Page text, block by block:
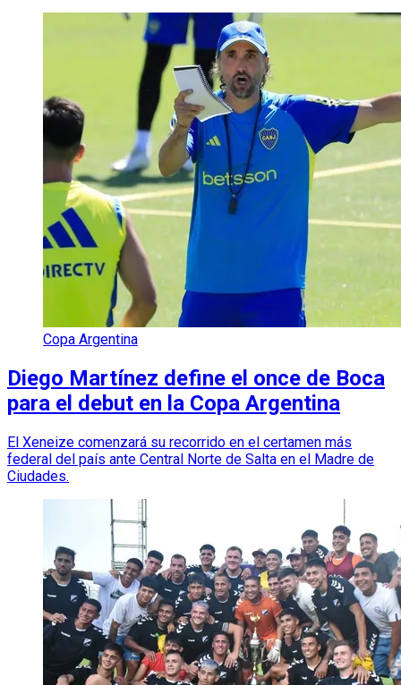
Copa Argentina
Diego Martínez define el once de Boca
para el debut en la Copa Argentina
El Xeneize comenzará su recorrido en el certamen más
federal del país ante Central Norte de Salta en el Madre de
Ciudades.